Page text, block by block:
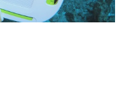
い。